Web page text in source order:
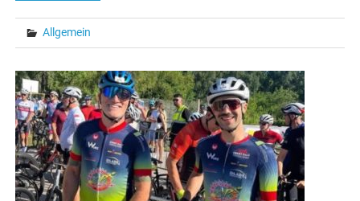
Allgemein